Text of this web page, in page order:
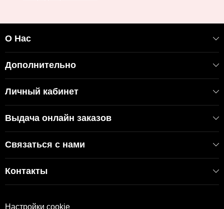
О Нас
Дополнительно
Личный кабинет
Выдача онлайн заказов
Связаться с нами
Контакты
Настройки cookie